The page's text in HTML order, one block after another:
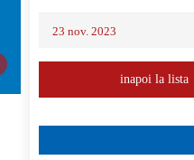
23 nov. 2023
inapoi la lista